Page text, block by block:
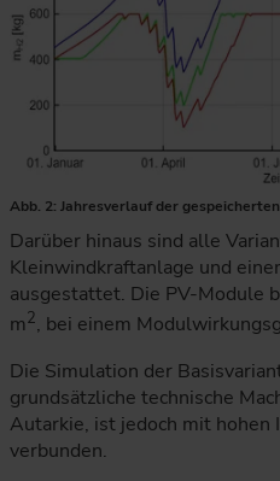
Abb. 2: Jahresverlauf der
Das Liniendiagramm zeigt
Darüber hinaus sind alle
Kleinwindkraftanlage und
ausgestattet. Die PV-Module
m2, bei einem
Die Simulation der
grundsätzliche technische
Autarkie, ist jedoch mit hohen
verbunden.